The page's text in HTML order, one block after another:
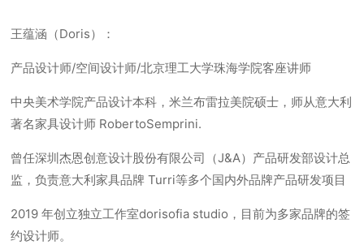
王蕴涵（Doris）：
产品设计师/空间设计师/北京理工大学珠海学院客座讲师
中央美术学院产品设计本科，米兰布雷拉美院硕士，师从意大利
著名家具设计师 RobertoSemprini.
曾任深圳杰恩创意设计股份有限公司（J&A）产品研发部设计总
监，负责意大利家具品牌 Turri等多个国内外品牌产品研发项目
2019 年创立独立工作室dorisofia studio，目前为多家品牌的签
约设计师。